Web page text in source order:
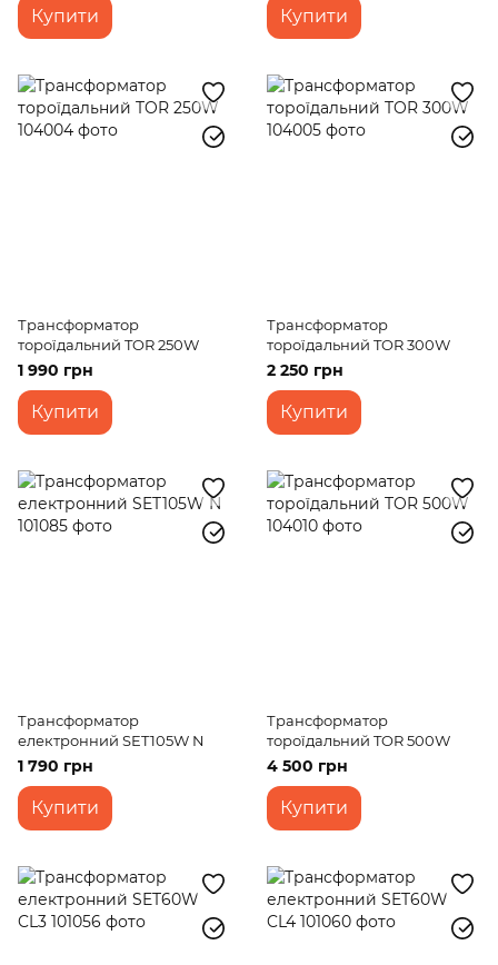
Купити Купити
Трансформатор
тороїдальний TOR 250W
1 990 грн
Купити
Трансформатор
тороїдальний TOR 300W
2 250 грн
Купити
Трансформатор
електронний SET105W N
1 790 грн
Купити
Трансформатор
тороїдальний TOR 500W
4 500 грн
Купити